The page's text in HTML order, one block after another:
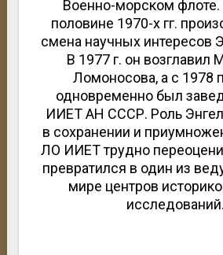
Военно-морском флоте.
половине 1970-х гг.
смена научных интересов
В 1977 г. он возглавил
Ломоносова, а с 1978
одновременно был
ИИЕТ АН СССР. Роль
в сохранении и
ЛО ИИЕТ трудно
превратился в один из
мире центров
исследований.